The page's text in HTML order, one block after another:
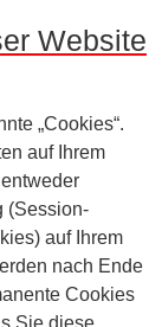
Website
„Cookies“.
auf Ihrem
(Session-
auf Ihrem
nach Ende
Cookies
Sie diese